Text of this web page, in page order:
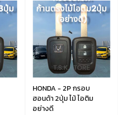
HONDA - 2P กรอบ
ฮอนด้า 2ปุ่ม ไม้ ไอติม
อย่างดี